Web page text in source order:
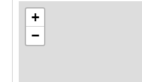
+
−